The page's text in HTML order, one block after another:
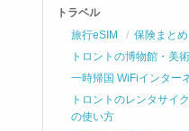
トラベル
旅行eSIM
保険まとめ
トロントの博物館・美
一時帰国 WiFiインター
トロントのレンタサイ
の使い方